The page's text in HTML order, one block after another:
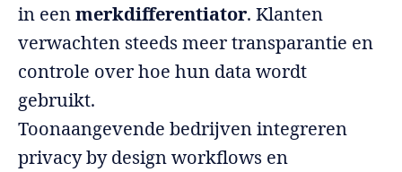
in eenmerkdifferentiator. Klanten
verwachten steeds meer transparantie en
controle over hoe hun data wordt
gebruikt.
Toonaangevende bedrijven integreren
privacy by design workflows en